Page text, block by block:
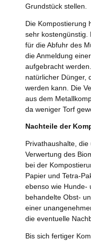
Grundstück stellen.
Die Kompostierung
sehr kostengünstig.
für die Abfuhr des
die Anmeldung
aufgebracht
natürlicher Dünger,
werden kann. Die
aus dem
da weniger Torf
Nachteile der
Privathaushalte,
Verwertung des
bei der
Papier und Tetra-
ebenso wie Hunde-
behandelte Obst-
einer
die eventuelle
Bis sich fertiger